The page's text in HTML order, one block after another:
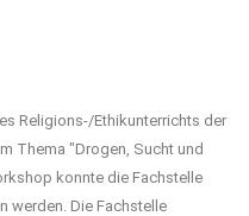
Religions-/Ethikunterrichts der
Thema "Drogen, Sucht und
konnte die Fachstelle
werden. Die Fachstelle